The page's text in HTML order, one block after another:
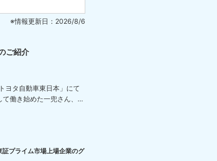
※情報更新日：2026/8/6
ご紹介
ヨタ自動車東日本」にて
働き始めた一兜さん、
証プライム市場上場企業のグ